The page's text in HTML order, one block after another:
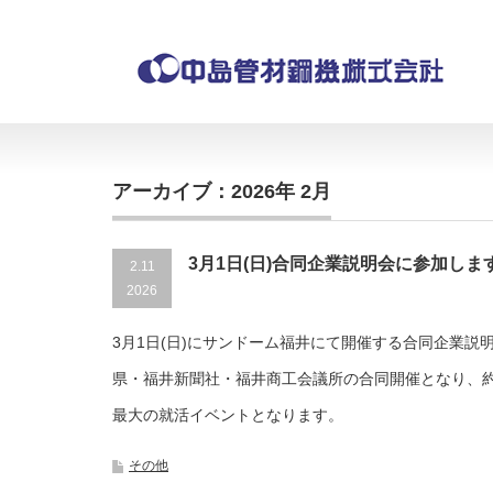
アーカイブ：2026年 2月
2.11
2026
3月1日(日)合同企業説明会に参加しま
3月1日(日)にサンドーム福井にて開催する合同企業説
県・福井新聞社・福井商工会議所の合同開催となり、
最大の就活イベントとなります。
その他